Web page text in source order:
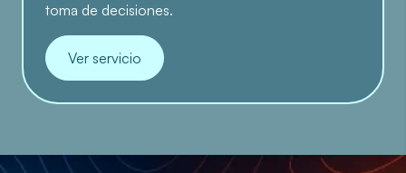
toma de decisiones.
Ver servicio